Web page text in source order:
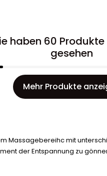
haben 60 Produkte
gesehen
Mehr Produkte
Massagebereihc mit
der Entspannung zu